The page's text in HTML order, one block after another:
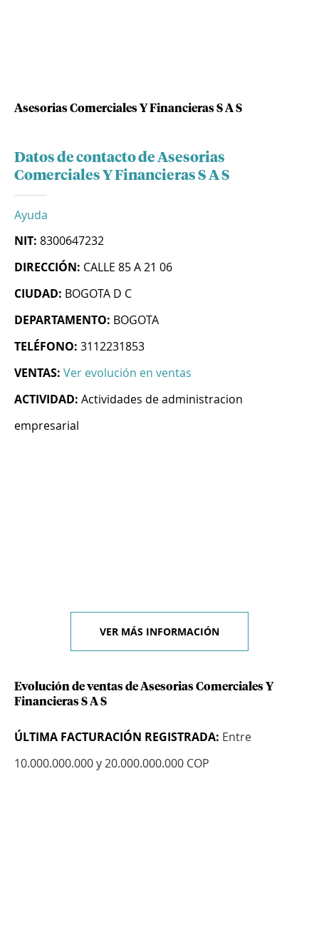
Asesorias Comerciales Y Financieras S A S
Datos de contacto de Asesorias
Comerciales Y Financieras S A S
Ayuda
NIT: 8300647232
DIRECCIÓN: CALLE 85 A 21 06
CIUDAD: BOGOTA D C
DEPARTAMENTO: BOGOTA
TELÉFONO: 3112231853
VENTAS: Ver evolución en ventas
ACTIVIDAD: Actividades de administracion
empresarial
VER MÁS INFORMACIÓN
Evolución de ventas de Asesorias Comerciales Y
Financieras S A S
ÚLTIMA FACTURACIÓN REGISTRADA: Entre
10.000.000.000 y 20.000.000.000 COP